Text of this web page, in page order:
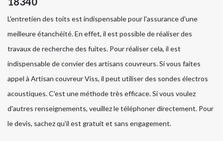
L'entretien des toits est indispensable pour l'assurance d'une
meilleure étanchéité. En effet, il est possible de réaliser des
travaux de recherche des fuites. Pour réaliser cela, il est
indispensable de convier des artisans couvreurs. Si vous faites
appel à Artisan couvreur Viss, il peut utiliser des sondes électros
acoustiques. C'est une méthode très efficace. Si vous voulez
d'autres renseignements, veuillez le téléphoner directement. Pour
le devis, sachez qu'il est gratuit et sans engagement.